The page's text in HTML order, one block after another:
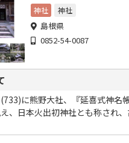
ます
神社 神社
島根県
0852-54-0087
(733)に熊野大社、『延喜式神名
、日本火出初神社とも称され